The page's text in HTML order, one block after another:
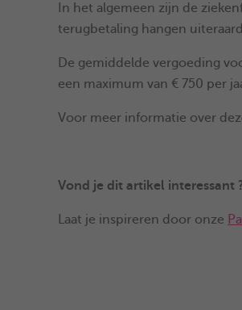
In het algemeen zijn de
terugbetaling hangen
De gemiddelde vergoeding
een maximum van € 750 per
Voor meer informatie over
Vond je dit artikel interessant
Laat je inspireren door onze